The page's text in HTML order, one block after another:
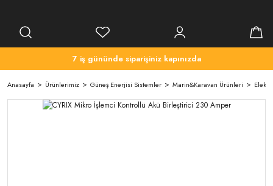
7 iş gününde siparişiniz kapınızda
Anasayfa Ürünlerimiz Güneş Enerjisi Sistemler Marin&Karavan Ürünleri